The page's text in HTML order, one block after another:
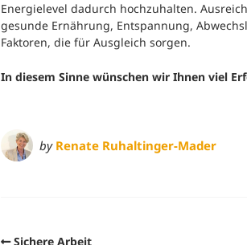
Energielevel dadurch hochzuhalten.
gesunde Ernährung, Entspannung,
Faktoren, die für Ausgleich sorgen.
In diesem Sinne wünschen wir Ihnen viel
by Renate Ruhaltinger-Mader
Sichere Arbeit